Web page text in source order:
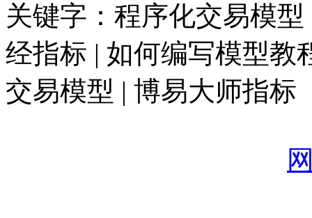
关键字：程序化交易模
经指标 | 如何编写模型教
交易模型 | 博易大师指标